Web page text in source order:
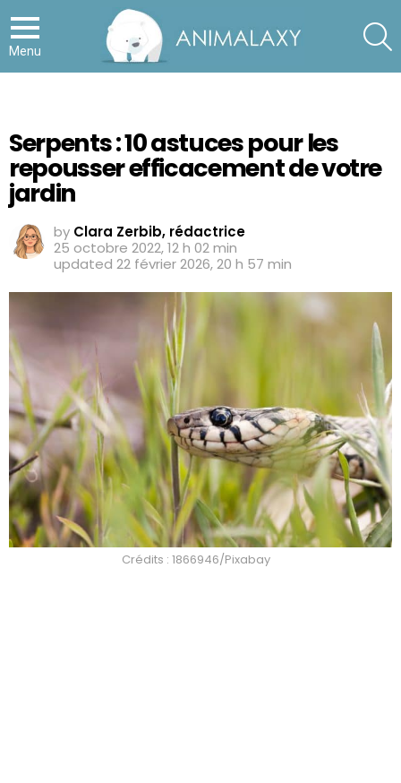
Menu
Serpents : 10 astuces pour les
repousser efficacement de votre
jardin
by Clara Zerbib, rédactrice
25 octobre 2022, 12 h 02 min
updated 22 février 2026, 20 h 57 min
Crédits : 1866946/Pixabay